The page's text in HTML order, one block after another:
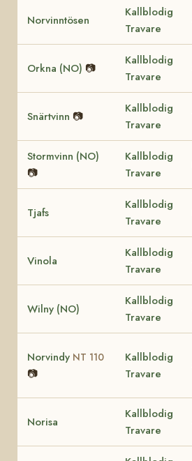
Norvinntösen
Kallblodig
Travare
Orkna (NO) 📷
Kallblodig
Travare
Snärtvinn 📷
Kallblodig
Travare
Stormvinn (NO)
📷
Kallblodig
Travare
Tjafs
Kallblodig
Travare
Vinola
Kallblodig
Travare
Wilny (NO)
Kallblodig
Travare
Norvindy NT 110
📷
Kallblodig
Travare
Norisa
Kallblodig
Travare